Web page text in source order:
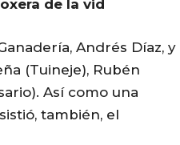
de la vid
Andrés Díaz, y
(Tuineje), Rubén
Así como una
también, el